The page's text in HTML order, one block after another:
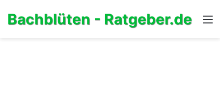
Bachblüten - Ratgeber.de